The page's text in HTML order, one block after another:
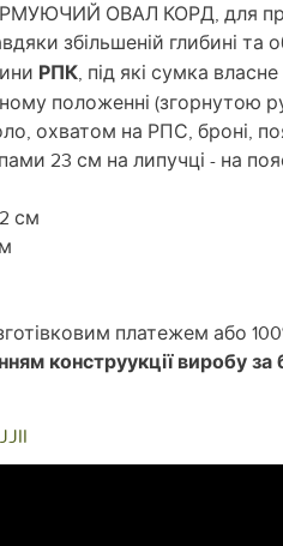
ОВАЛ КОРД, для
збільшеній глибині та
РПК, під які сумка
положенні (згорнутою
охватом на РПС, броні,
23 см на липучці - на
см
платежем або
конструукції виробу